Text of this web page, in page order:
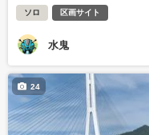
ソロ 区画サイト
水鬼
24